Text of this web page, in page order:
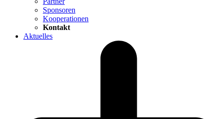
Sponsoren
Kooperationen
Kontakt
Aktuelles